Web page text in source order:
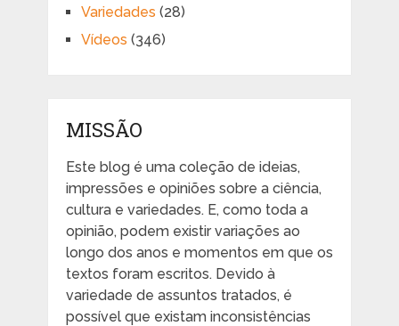
Variedades (28)
Vídeos (346)
MISSÃO
Este blog é uma coleção de ideias,
impressões e opiniões sobre a ciência,
cultura e variedades. E, como toda a
opinião, podem existir variações ao
longo dos anos e momentos em que os
textos foram escritos. Devido à
variedade de assuntos tratados, é
possível que existam inconsistências